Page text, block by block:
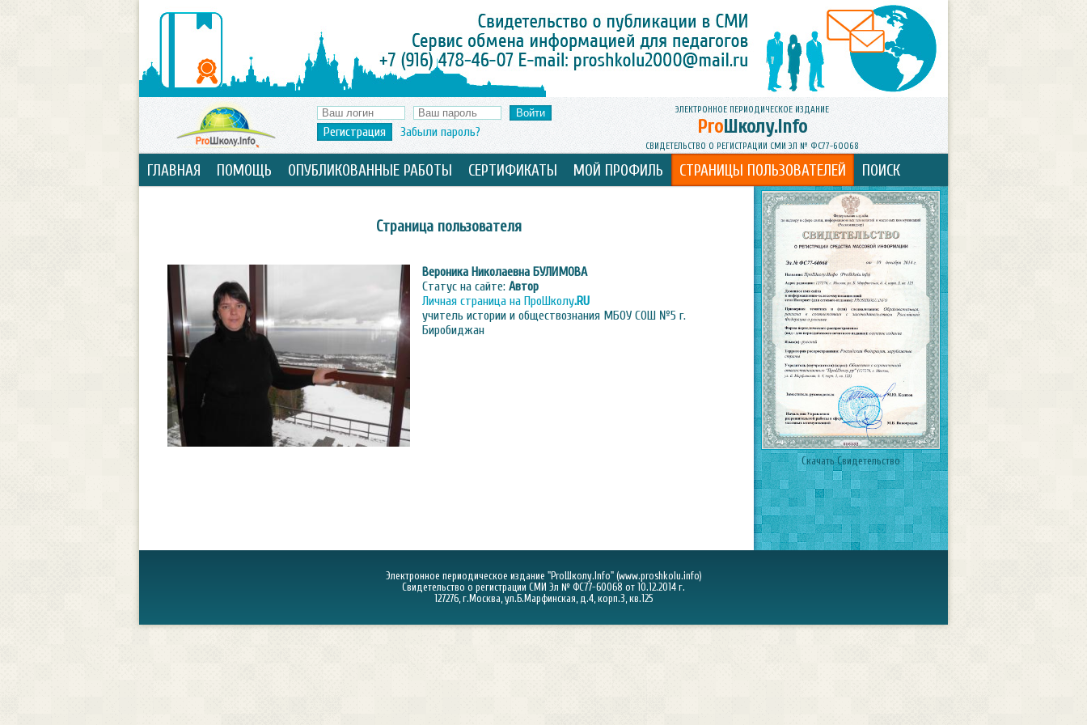
Регистрация Забыли пароль?
ЭЛЕКТРОННОЕ ПЕРИОДИЧЕСКОЕ ИЗДАНИЕ
ProШколу.Info
СВИДЕТЕЛЬСТВО О РЕГИСТРАЦИИ СМИ ЭЛ № ФС77-60068
ГЛАВНАЯ ПОМОЩЬ ОПУБЛИКОВАННЫЕ РАБОТЫ СЕРТИФИКАТЫ МОЙ ПРОФИЛЬ СТРАНИЦЫ ПОЛЬЗОВАТЕЛЕЙ ПОИСК
Страница пользователя
Вероника Николаевна БУЛИМОВА
Статус на сайте: Автор
Личная страница на ПроШколу.RU
учитель истории и обществознания МБОУ СОШ №5 г.
Биробиджан
Скачать Свидетельство
Электронное периодическое издание "ProШколу.Info" (www.proshkolu.info)
Свидетельство о регистрации СМИ Эл № ФС77-60068 от 10.12.2014 г.
127276, г.Москва, ул.Б.Марфинская, д.4, корп.3, кв.125